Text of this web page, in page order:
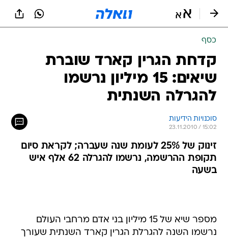
כסף
קדחת הגרין קארד שוברת
שיאים: 15 מיליון נרשמו
להגרלה השנתית
סוכנויות הידיעות
23.11.2010 / 15:02
זינוק של 25% לעומת שנה שעברה; לקראת סיום
תקופת ההרשמה, נרשמו להגרלה 62 אלף איש
בשעה
מספר שיא של 15 מיליון בני אדם מרחבי העולם
נרשמו השנה להגרלת הגרין קארד השנתית שעורך